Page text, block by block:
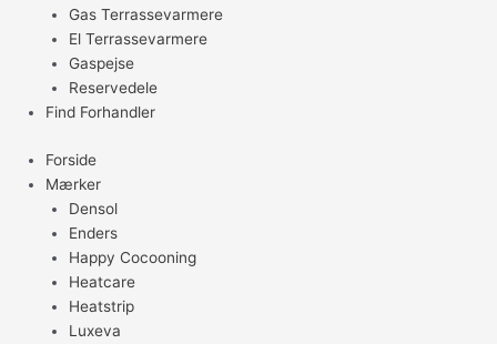
Gas Terrassevarmere
El Terrassevarmere
Gaspejse
Reservedele
Find Forhandler
Forside
Mærker
Densol
Enders
Happy Cocooning
Heatcare
Heatstrip
Luxeva